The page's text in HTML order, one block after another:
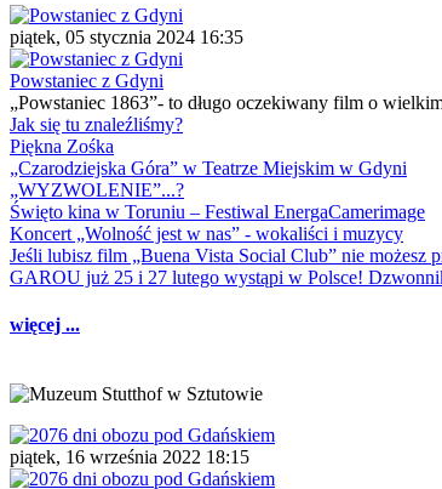
piątek, 05 stycznia 2024 16:35
Powstaniec z Gdyni
„Powstaniec 1863”- to długo oczekiwany film o
Jak się tu znaleźliśmy?
Piękna Zośka
„Czarodziejska Góra” w Teatrze Miejskim w Gdyni
„WYZWOLENIE”...?
Święto kina w Toruniu – Festiwal EnergaCamerimage
Koncert „Wolność jest w nas” - wokaliści i muzycy
Jeśli lubisz film „Buena Vista Social Club” nie możesz
GAROU już 25 i 27 lutego wystąpi w Polsce!
więcej ...
piątek, 16 września 2022 18:15